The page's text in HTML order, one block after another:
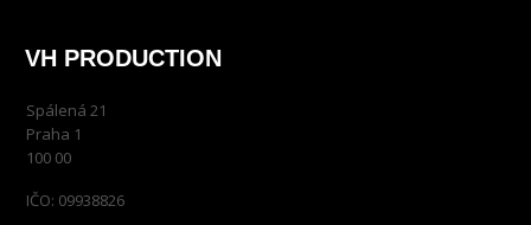
VH PRODUCTION
Spálená 21
Praha 1
100 00
IČO: 09938826